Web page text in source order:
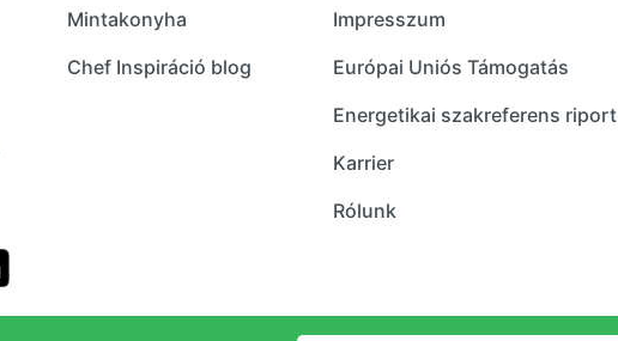
Mintakonyha
Chef Inspiráció blog
Impresszum
Európai Uniós Támogatás
Energetikai szakreferens riport
Karrier
Rólunk